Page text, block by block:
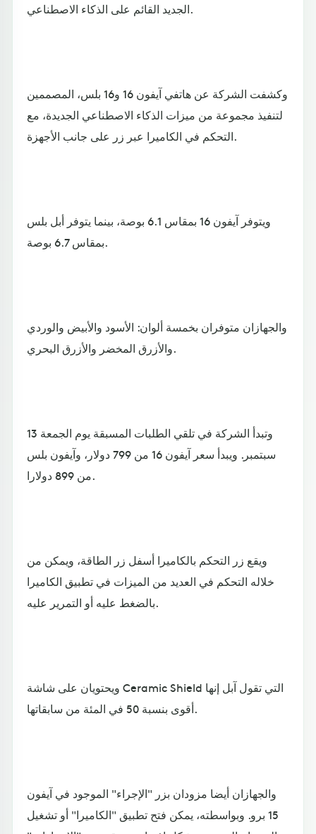
الجديد القائم على الذكاء الاصطناعي.
وكشفت الشركة عن هاتفي آيفون 16 و16 بلس، المصممين
لتنفيذ مجموعة من ميزات الذكاء الاصطناعي الجديدة، مع
التحكم في الكاميرا عبر زر على جانب الأجهزة.
ويتوفر آيفون 16 بمقاس 6.1 بوصة، بينما يتوفر أبل بلس
بمقاس 6.7 بوصة.
والجهازان متوفران بخمسة ألوان: الأسود والأبيض والوردي
والأزرق المخضر والأزرق البحري.
وتبدأ الشركة في تلقي الطلبات المسبقة يوم الجمعة 13
سبتمبر. ويبدأ سعر آيفون 16 من 799 دولار، وآيفون بلس
من 899 دولارا.
ويقع زر التحكم بالكاميرا أسفل زر الطاقة، ويمكن من
خلاله التحكم في العديد من الميزات في تطبيق الكاميرا
بالضغط عليه أو التمرير عليه.
ويحتويان على شاشة Ceramic Shield التي تقول آبل إنها
أقوى بنسبة 50 في المئة من سابقاتها.
والجهازان أيضا مزودان بزر "الإجراء" الموجود في آيفون
15 برو. وبواسطته، يمكن فتح تطبيق "الكاميرا" أو تشغيل